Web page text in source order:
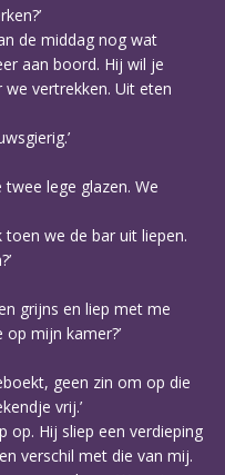
de middag nog wat
aan boord. Hij wil je
vertrekken. Uit eten
lege glazen. We
toen we de bar uit liepen.
grijns en liep met me
mijn kamer?’
geen zin om op die
vrij.’
op. Hij sliep een verdieping
verschil met die van mij.